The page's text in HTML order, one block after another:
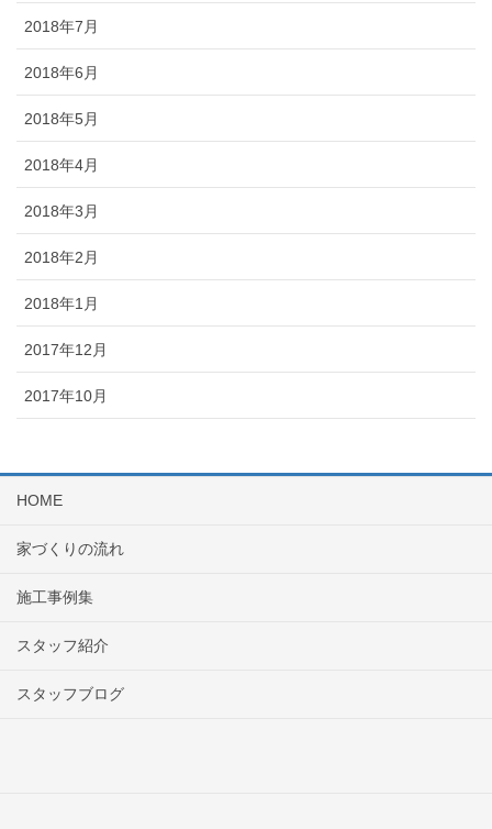
2018年7月
2018年6月
2018年5月
2018年4月
2018年3月
2018年2月
2018年1月
2017年12月
2017年10月
HOME
家づくりの流れ
施工事例集
スタッフ紹介
スタッフブログ